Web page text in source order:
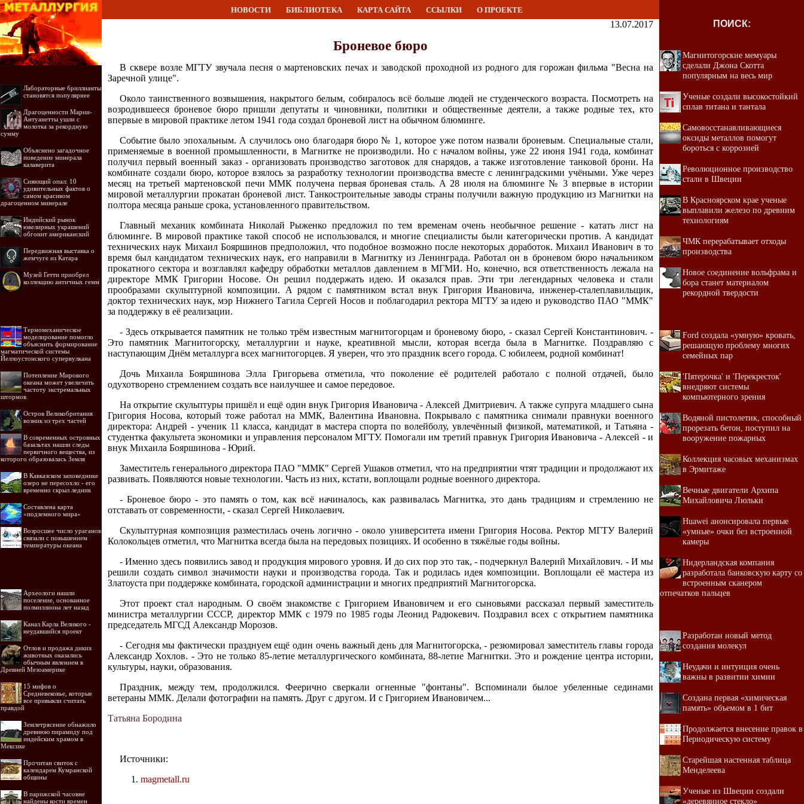
НОВОСТИ БИБЛИОТЕКА КАРТА САЙТА ССЫЛКИ О ПРОЕКТЕ
Лабораторные бриллианты
становятся популярнее
Драгоценности Марии-
Антуанетты ушли с
молотка за рекордную
сумму
Объяснено загадочное
поведение минерала
калаверита
Сияющий опал: 10
удивительных фактов о
самом красивом
драгоценном минерале
Индийский рынок
ювелирных украшений
обгонит американский
Передвижная выставка о
жемчуге из Катара
Музей Гетти приобрел
коллекцию античных гемм
Термомеханическое
моделирование помогло
объяснить формирование
магматической системы
Йеллоустонского супервулкана
Потепление Мирового
океана может увеличить
частоту экстремальных
штормов
Остров Великобритания
возник из трех частей
В современных островных
базальтах нашли следы
первичного вещества, из
которого образовалась Земля
В Кавказском заповеднике
озеро не пересохло - его
временно скрыл ледник
Составлена карта
«подземного мира»
Возросшее число ураганов
связали с повышением
температуры океана
Археологи нашли
поселение, основанное
полмиллиона лет назад
Канал Карла Великого -
неудавшийся проект
Отлов и продажа диких
животных оказались
обычным явлением в
Древней Мезоамерике
15 мифов о
Средневековье, которые
все привыкли считать
правдой
Землетрясение обнажило
древнюю пирамиду под
индейским храмом в
Мексике
Прочитан свиток с
календарем Кумранской
общины
В парижской часовне
найдены кости времен
13.07.2017
Броневое бюро
В сквере возле МГТУ звучала песня о мартеновских печах и заводской проходной из родного для горожан фильма "Весна на
Заречной улице".
Около таинственного возвышения, накрытого белым, собиралось всё больше людей не студенческого возраста. Посмотреть на
возродившееся броневое бюро пришли депутаты и чиновники, политики и общественные деятели, а также родные тех, кто
впервые в мировой практике летом 1941 года создал броневой лист на обычном блюминге.
Событие было эпохальным. А случилось оно благодаря бюро № 1, которое уже потом назвали броневым. Специальные стали,
применяемые в военной промышленности, в Магнитке не производили. Но с началом войны, уже 22 июня 1941 года, комбинат
получил первый военный заказ - организовать производство заготовок для снарядов, а также изготовление танковой брони. На
комбинате создали бюро, которое взялось за разработку технологии производства вместе с ленинградскими учёными. Уже через
месяц на третьей мартеновской печи ММК получена первая броневая сталь. А 28 июля на блюминге № 3 впервые в истории
мировой металлургии прокатан броневой лист. Танкостроительные заводы страны получили важную продукцию из Магнитки на
полтора месяца раньше срока, установленного правительством.
Главный механик комбината Николай Рыженко предложил по тем временам очень необычное решение - катать лист на
блюминге. В мировой практике такой способ не использовался, и многие специалисты были категорически против. А кандидат
технических наук Михаил Бояршинов предположил, что подобное возможно после некоторых доработок. Михаил Иванович в то
время был кандидатом технических наук, его направили в Магнитку из Ленинграда. Работал он в броневом бюро начальником
прокатного сектора и возглавлял кафедру обработки металлов давлением в МГМИ. Но, конечно, вся ответственность лежала на
директоре ММК Григории Носове. Он решил поддержать идею. И оказался прав. Эти три легендарных человека и стали
прообразами скульптурной композиции. А рядом с памятником встал внук Григория Ивановича, инженер-сталеплавильщик,
доктор технических наук, мэр Нижнего Тагила Сергей Носов и поблагодарил ректора МГТУ за идею и руководство ПАО "ММК"
за поддержку в её реализации.
- Здесь открывается памятник не только трём известным магнитогорцам и броневому бюро, - сказал Сергей Константинович. -
Это памятник Магнитогорску, металлургии и науке, креативной мысли, которая всегда была в Магнитке. Поздравляю с
наступающим Днём металлурга всех магнитогорцев. Я уверен, что это праздник всего города. С юбилеем, родной комбинат!
Дочь Михаила Бояршинова Элла Григорьева отметила, что поколение её родителей работало с полной отдачей, было
одухотворено стремлением создать все наилучшее и самое передовое.
На открытие скульптуры пришёл и ещё один внук Григория Ивановича - Алексей Дмитриевич. А также супруга младшего сына
Григория Носова, который тоже работал на ММК, Валентина Ивановна. Покрывало с памятника снимали правнуки военного
директора: Андрей - ученик 11 класса, кандидат в мастера спорта по волейболу, увлечённый физикой, математикой, и Татьяна -
студентка факультета экономики и управления персоналом МГТУ. Помогали им третий правнук Григория Ивановича - Алексей - и
внук Михаила Бояршинова - Юрий.
Заместитель генерального директора ПАО "ММК" Сергей Ушаков отметил, что на предприятии чтят традиции и продолжают их
развивать. Появляются новые технологии. Часть из них, кстати, воплощали родные военного директора.
- Броневое бюро - это память о том, как всё начиналось, как развивалась Магнитка, это дань традициям и стремлению не
отставать от современности, - сказал Сергей Николаевич.
Скульптурная композиция разместилась очень логично - около университета имени Григория Носова. Ректор МГТУ Валерий
Колокольцев отметил, что Магнитка всегда была на передовых позициях. И особенно в тяжёлые годы войны.
- Именно здесь появились завод и продукция мирового уровня. И до сих пор это так, - подчеркнул Валерий Михайлович. - И мы
решили создать символ значимости науки и производства города. Так и родилась идея композиции. Воплощали её мастера из
Златоуста при поддержке комбината, городской администрации и многих предприятий Магнитогорска.
Этот проект стал народным. О своём знакомстве с Григорием Ивановичем и его сыновьями рассказал первый заместитель
министра металлургии СССР, директор ММК с 1979 по 1985 годы Леонид Радюкевич. Поздравил всех с открытием памятника
председатель МГСД Александр Морозов.
- Сегодня мы фактически празднуем ещё один очень важный день для Магнитогорска, - резюмировал заместитель главы города
Александр Хохлов. - Это не только 85-летие металлургического комбината, 88-летие Магнитки. Это и рождение центра истории,
культуры, науки, образования.
Праздник, между тем, продолжился. Феерично сверкали огненные "фонтаны". Вспоминали былое убеленные сединами
ветераны ММК. Делали фотографии на память. Друг с другом. И с Григорием Ивановичем...
Татьяна Бородина
Источники:
magmetall.ru
ПОИСК:
Магнитогорские мемуары
сделали Джона Скотта
популярным на весь мир
Ученые создали высокостойкий
сплав титана и тантала
Самовосстанавливающиеся
оксиды металлов помогут
бороться с коррозией
Революционное производство
стали в Швеции
В Красноярском крае ученые
выплавили железо по древним
технологиям
ЧМК перерабатывает отходы
производства
Новое соединение вольфрама и
бора станет материалом
рекордной твердости
Ford создала «умную» кровать,
решающую проблему многих
семейных пар
'Пятерочка' и 'Перекресток'
внедряют системы
компьютерного зрения
Водяной пистолетик, способный
прорезать бетон, поступил на
вооружение пожарных
Коллекция часовых механизмах
в Эрмитаже
Вечные двигатели Архипа
Михайловича Люльки
Huawei анонсировала первые
«умные» очки без встроенной
камеры
Нидерландская компания
разработала банковскую карту со
встроенным сканером
отпечатков пальцев
Разработан новый метод
создания молекул
Неудачи и интуиция очень
важны в развитии химии
Создана первая «химическая
память» объемом в 1 бит
Продолжается внесение правок в
Периодическую систему
Старейшая настенная таблица
Менделеева
Ученые из Швеции создали
«деревянное стекло»